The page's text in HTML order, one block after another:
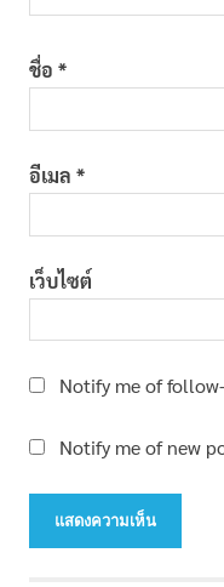
ชื่อ *
อีเมล *
เว็บไซต์
Notify me of
Notify me of new